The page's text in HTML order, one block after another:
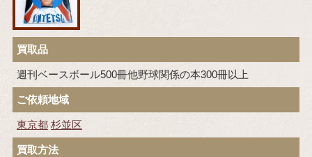
買取品
週刊ベースボール500冊他野球関係の本300冊以上
ご依頼地域
東京都 杉並区
買取方法